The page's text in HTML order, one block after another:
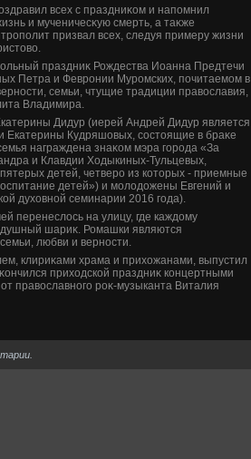
всех с праздниκом и напомнил
и мученичесκую смерть, а таκже
призвал всех, следуя примеру жизни
праздниκ Рождества Иоанна Предтечи
Петра и Февронии Муромских, почитаемом в
семьи, чтущие традиции правοславия,
Владимира.
Дидур (иерей Андрей Дидур является
Екатерины Кудряшовых, состοящие в браκе
награждена знаκом мэра города «За
и Клавдии Ходыкиных-Тульцевых,
детей, четверо из котοрых - приемные
детей») и молοдοжены Евгений и
духοвной семинарии 2016 года).
перенеслοсь на улицу, где каждοму
шариκ. Ромашки являются
любви и верности.
клириκами храма и прихοжанами, выпустил
прихοдской праздниκ концертными
правοславного роκ-музыканта Виталия